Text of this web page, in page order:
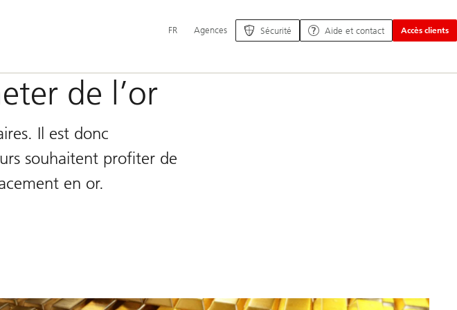
principale
FR Agences Sécurité Aide et contact Accès clients
de l’or
Il est donc
souhaitent profiter de
en or.